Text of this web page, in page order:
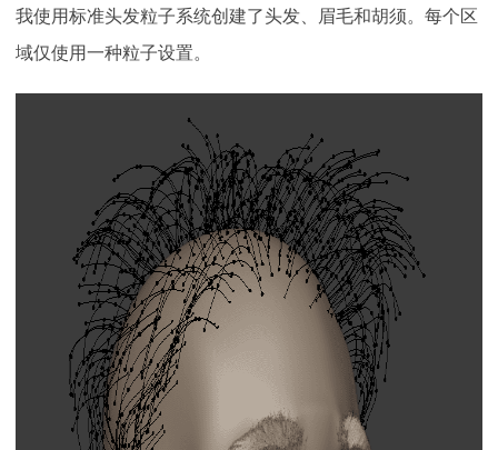
我使用标准头发粒子系统创建了头发、眉毛和胡须。每个区
域仅使用一种粒子设置。